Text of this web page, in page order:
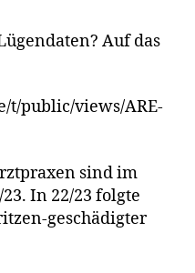
Auf das
t/public/views/ARE-
sind im
In 22/23 folgte
geschädigter